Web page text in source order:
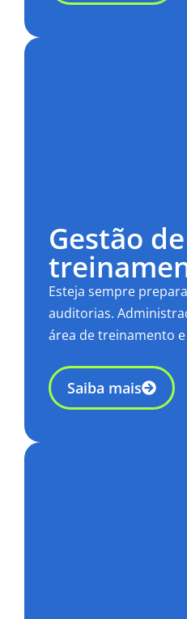
Gestão de
Esteja sempre
auditorias.
área de treinamento
Saiba mais